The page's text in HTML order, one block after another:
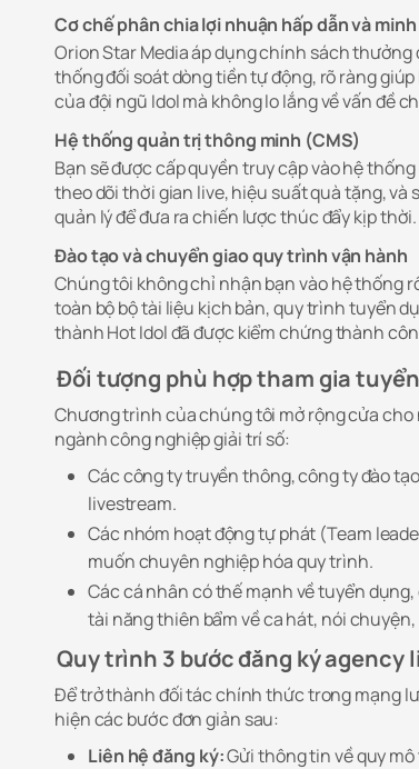
Cơ chế phân chia lợi nhuận hấp dẫn và
Orion Star Media áp dụng chính sách
thống đối soát dòng tiền tự động, rõ ràng
của đội ngũ Idol mà không lo lắng về vấn đề
Hệ thống quản trị thông minh (CMS)
Bạn sẽ được cấp quyền truy cập vào hệ
theo dõi thời gian live, hiệu suất quà tặng,
quản lý để đưa ra chiến lược thúc đẩy kịp thời.
Đào tạo và chuyển giao quy trình vận hành
Chúng tôi không chỉ nhận bạn vào hệ thống
toàn bộ bộ tài liệu kịch bản, quy trình tuyển
thành Hot Idol đã được kiểm chứng thành
Đối tượng phù hợp tham gia
Chương trình của chúng tôi mở rộng cửa
ngành công nghiệp giải trí số:
Các công ty truyền thông, công ty đào
livestream.
Các nhóm hoạt động tự phát (Team
muốn chuyên nghiệp hóa quy trình.
Các cá nhân có thế mạnh về tuyển
tài năng thiên bẩm về ca hát, nói
Quy trình 3 bước đăng ký agency
Để trở thành đối tác chính thức trong mạng
hiện các bước đơn giản sau:
Liên hệ đăng ký:Gửi thông tin về quy